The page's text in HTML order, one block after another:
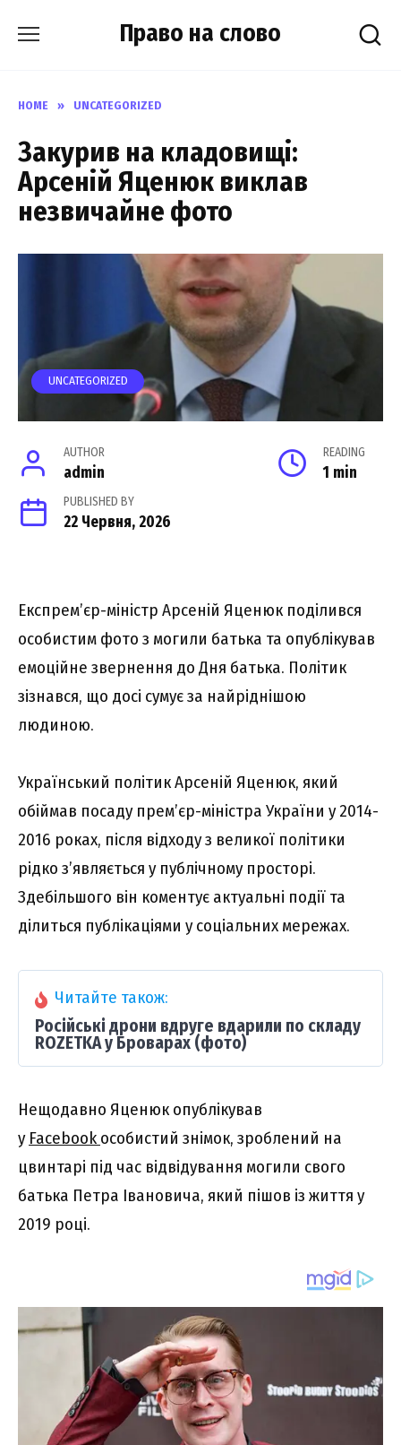
Право на слово
HOME » UNCATEGORIZED
Закурив на кладовищі:
Арсеній Яценюк виклав
незвичайне фото
UNCATEGORIZED
AUTHOR
admin
READING
1 min
PUBLISHED BY
22 Червня, 2026
Експрем’єр-міністр Арсеній Яценюк поділився
особистим фото з могили батька та опублікував
емоційне звернення до Дня батька. Політик
зізнався, що досі сумує за найріднішою
людиною.
Український політик Арсеній Яценюк, який
обіймав посаду прем’єр-міністра України у 2014-
2016 роках, після відходу з великої політики
рідко з’являється у публічному просторі.
Здебільшого він коментує актуальні події та
ділиться публікаціями у соціальних мережах.
Читайте також:
Російські дрони вдруге вдарили по складу
ROZETKA у Броварах (фото)
Нещодавно Яценюк опублікував
у Facebook особистий знімок, зроблений на
цвинтарі під час відвідування могили свого
батька Петра Івановича, який пішов із життя у
2019 році.